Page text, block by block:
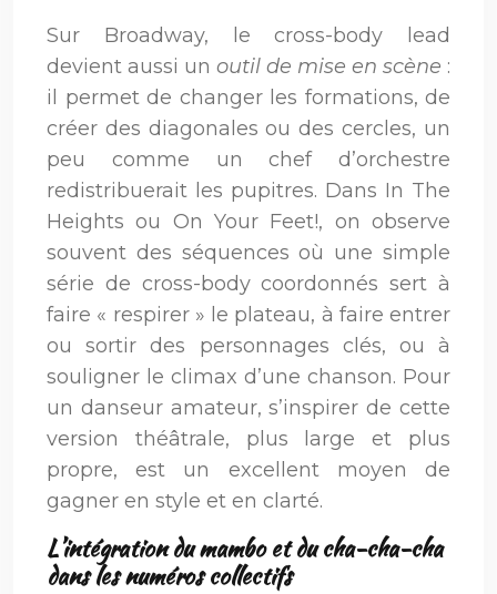
Sur Broadway, le cross-body lead
devient aussi un outil de mise en scène :
il permet de changer les formations, de
créer des diagonales ou des cercles, un
peu comme un chef d’orchestre
redistribuerait les pupitres. Dans In The
Heights ou On Your Feet!, on observe
souvent des séquences où une simple
série de cross-body coordonnés sert à
faire « respirer » le plateau, à faire entrer
ou sortir des personnages clés, ou à
souligner le climax d’une chanson. Pour
un danseur amateur, s’inspirer de cette
version théâtrale, plus large et plus
propre, est un excellent moyen de
gagner en style et en clarté.
L’intégration du mambo et du cha-cha-cha
dans les numéros collectifs